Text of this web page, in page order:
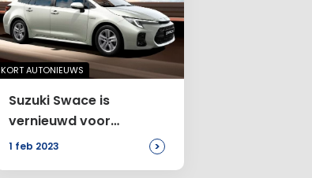
KORT AUTONIEUWS
Suzuki Swace is
vernieuwd voor
modeljaar
1 feb 2023 >